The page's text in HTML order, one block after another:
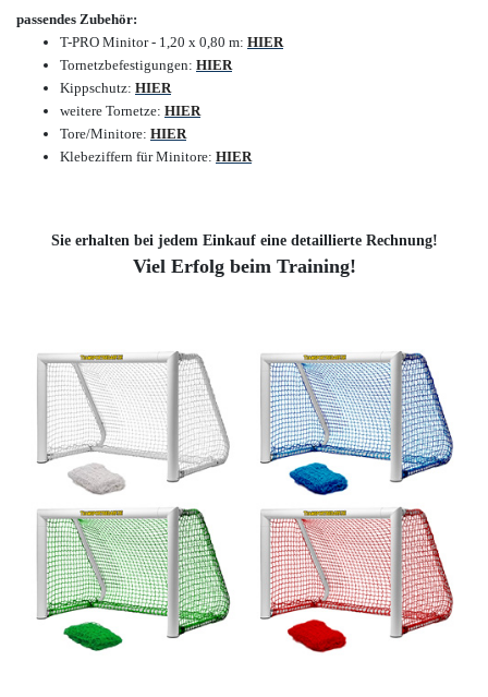
passendes Zubehör:
T-PRO Minitor - 1,20 x 0,80 m: HIER
Tornetzbefestigungen: HIER
Kippschutz: HIER
weitere Tornetze: HIER
Tore/Minitore: HIER
Klebeziffern für Minitore: HIER
Sie erhalten bei jedem Einkauf eine detaillierte Rechnung!
Viel Erfolg beim Training!